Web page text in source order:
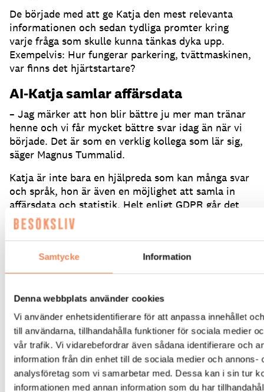
Samtycke Information
Denna webbplats använder cookies
Vi använder enhetsidentifierare för att anpassa innehållet
till användarna, tillhandahålla funktioner för sociala medier
vår trafik. Vi vidarebefordrar även sådana identifierare och
information från din enhet till de sociala medier och annons-
analysföretag som vi samarbetar med. Dessa kan i sin tur
informationen med annan information som du har
De började med att ge Katja den mest relevanta
informationen och sedan tydliga promter kring
varje fråga som skulle kunna tänkas dyka upp.
Exempelvis: Hur fungerar parkering, tvättmaskinen,
var finns det hjärtstartare?
AI-Katja samlar affärsdata
– Jag märker att hon blir bättre ju mer man tränar
henne och vi får mycket bättre svar idag än när vi
började. Det är som en verklig kollega som lär sig,
säger Magnus Tummalid.
Katja är inte bara en hjälpreda som kan många svar
och språk, hon är även en möjlighet att samla in
affärsdata och statistik. Helt enligt GDPR går det
att få ut information om vilka språk hon ofta talar,
vid vilken tidpunkt, vad folk frågar om och vad
statistik på i huvudet.Det är värdefullt att se vad
som rör sig hos besökare innan de kommer, innan
de fattar ett beslut eller när de är på plats.